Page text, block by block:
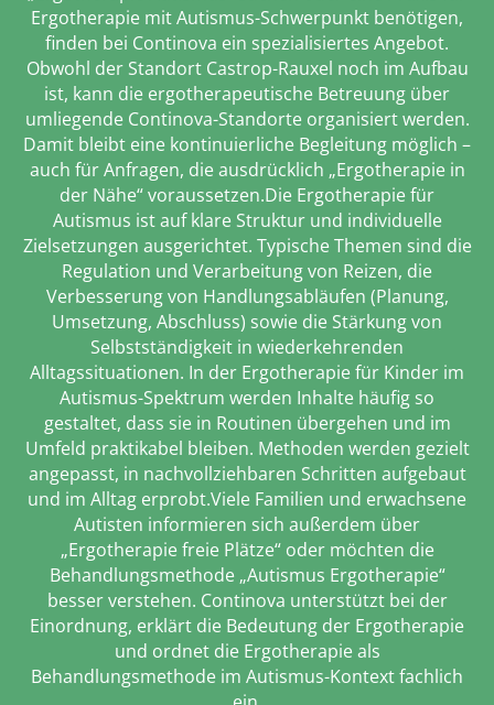
Ergotherapie mit Autismus-Schwerpunkt benötigen,
finden bei Continova ein spezialisiertes Angebot.
Obwohl der Standort Castrop-Rauxel noch im Aufbau
ist, kann die ergotherapeutische Betreuung über
umliegende Continova-Standorte organisiert werden.
Damit bleibt eine kontinuierliche Begleitung möglich –
auch für Anfragen, die ausdrücklich „Ergotherapie in
der Nähe“ voraussetzen.Die Ergotherapie für
Autismus ist auf klare Struktur und individuelle
Zielsetzungen ausgerichtet. Typische Themen sind die
Regulation und Verarbeitung von Reizen, die
Verbesserung von Handlungsabläufen (Planung,
Umsetzung, Abschluss) sowie die Stärkung von
Selbstständigkeit in wiederkehrenden
Alltagssituationen. In der Ergotherapie für Kinder im
Autismus-Spektrum werden Inhalte häufig so
gestaltet, dass sie in Routinen übergehen und im
Umfeld praktikabel bleiben. Methoden werden gezielt
angepasst, in nachvollziehbaren Schritten aufgebaut
und im Alltag erprobt.Viele Familien und erwachsene
Autisten informieren sich außerdem über
„Ergotherapie freie Plätze“ oder möchten die
Behandlungsmethode „Autismus Ergotherapie“
besser verstehen. Continova unterstützt bei der
Einordnung, erklärt die Bedeutung der Ergotherapie
und ordnet die Ergotherapie als
Behandlungsmethode im Autismus-Kontext fachlich